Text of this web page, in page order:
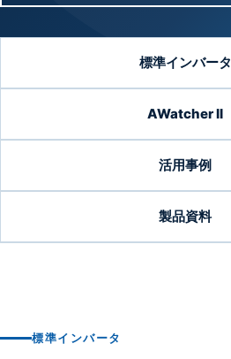
標準インバータ
AWatcher II
活用事例
製品資料
標準インバータ